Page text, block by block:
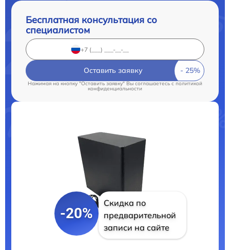
Бесплатная консультация со
специалистом
Оставить заявку
Нажимая на кнопку "Оставить заявку" Вы соглашаетесь c политикой
конфиденциальности
-20%
Скидка по
предварительной
записи на сайте